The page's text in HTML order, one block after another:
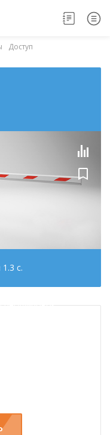
Доступ
с.
10 000 000 циклов.